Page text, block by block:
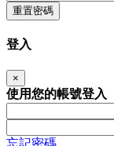
重置密碼
登入
×
使用您的帳號登入